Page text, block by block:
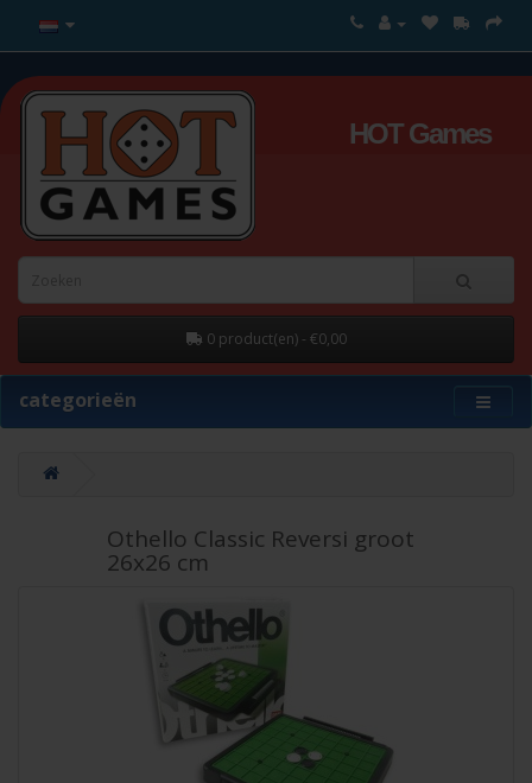
HOT Games
0 product(en) - €0,00
categorieën
Othello Classic Reversi groot
26x26 cm